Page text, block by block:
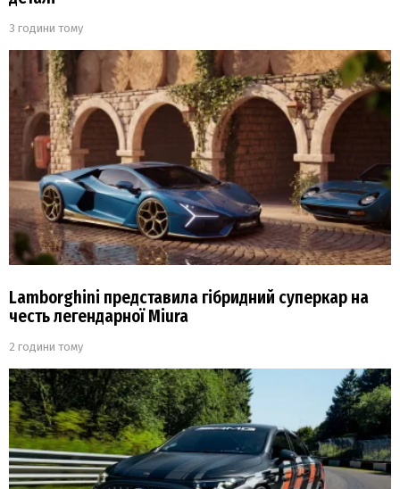
3 години тому
Lamborghini представила гібридний суперкар на
честь легендарної Miura
2 години тому